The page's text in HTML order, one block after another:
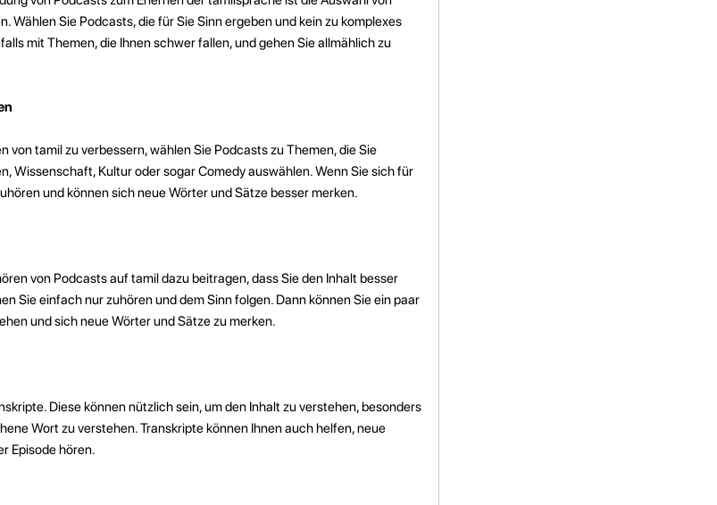
Wählen Sie Podcasts, die für Sie Sinn ergeben und kein zu komplexes
mit Themen, die Ihnen schwer fallen, und gehen Sie allmählich zu
von tamil zu verbessern, wählen Sie Podcasts zu Themen, die Sie
Wissenschaft, Kultur oder sogar Comedy auswählen. Wenn Sie sich für
und können sich neue Wörter und Sätze besser merken.
von Podcasts auf tamil dazu beitragen, dass Sie den Inhalt besser
Sie einfach nur zuhören und dem Sinn folgen. Dann können Sie ein paar
und sich neue Wörter und Sätze zu merken.
Diese können nützlich sein, um den Inhalt zu verstehen, besonders
Wort zu verstehen. Transkripte können Ihnen auch helfen, neue
Episode hören.